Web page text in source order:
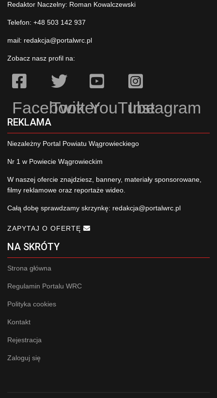
Redaktor Naczelny: Roman Kowalczewski
Telefon: +48 503 142 937
mail: redakcja@portalwrc.pl
Zobacz nasz profil na:
Facebook
TwitterYouTubeInstagram
REKLAMA
Niezależny Portal Powiatu Wągrowieckiego
Nr 1 w Powiecie Wągrowieckim
W naszej ofercie znajdziesz, bannery, materiały sponsorowane,
filmy reklamowe oraz reportaże wideo.
Całą dobę sprawdzamy skrzynkę: redakcja@portalwrc.pl
ZAPYTAJ O OFERTĘ
NA SKRÓTY
Strona główna
Regulamin Portalu WRC
Polityka cookies
Kontakt
Rejestracja
Zaloguj się